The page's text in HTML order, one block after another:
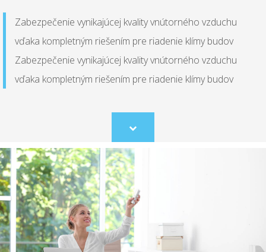
Zabezpečenie vynikajúcej kvality vnútorného vzduchu
vďaka kompletným riešením pre riadenie klímy budov
Zabezpečenie vynikajúcej kvality vnútorného vzduchu
vďaka kompletným riešením pre riadenie klímy budov
Scroll
to
content